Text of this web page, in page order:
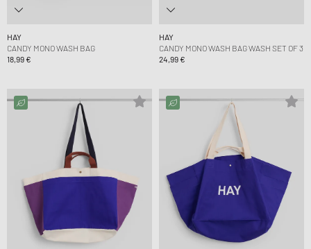
HAY
CANDY MONO WASH BAG
18,99 €
HAY
CANDY MONO WASH BAG WASH SET OF 3
24,99 €